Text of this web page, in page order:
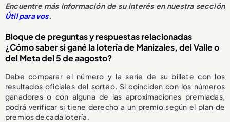
Encuentre más información de su interés en nuestra sección
Útil para vos.
Bloque de preguntas y respuestas relacionadas
¿Cómo saber si gané la lotería de Manizales, del Valle o
del Meta del 5 de aagosto?
Debe comparar el número y la serie de su billete con los
resultados oficiales del sorteo. Si coinciden con los números
ganadores o con alguna de las aproximaciones premiadas,
podrá verificar si tiene derecho a un premio según el plan de
premios de cada lotería.